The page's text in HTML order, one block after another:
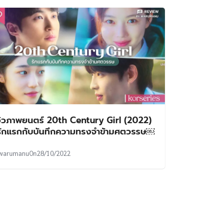
ภาพยนตร์ 20th Century Girl (2022)
แรกกับบันทึกความทรงจำข้ามศตวรรษ￼
On28/10/2022